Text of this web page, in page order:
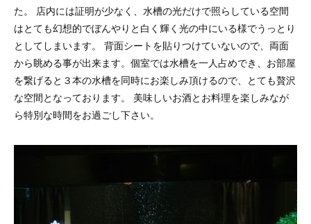
た。 店内には証明が少なく、水槽の光だけで照らしている空間
はとても幻想的でぼんやりと白く輝く光の中にいる様でうっとり
としてしまいます。 背面シートを貼りつけていないので、両面
から眺める事が出来ます。個室では水槽を一人占めでき、お部屋
を繋げると３本の水槽を同時にお楽しみ頂けるので、とても贅沢
な空間となっております。 美味しいお酒とお料理を楽しみなが
ら特別な時間をお過ごし下さい。